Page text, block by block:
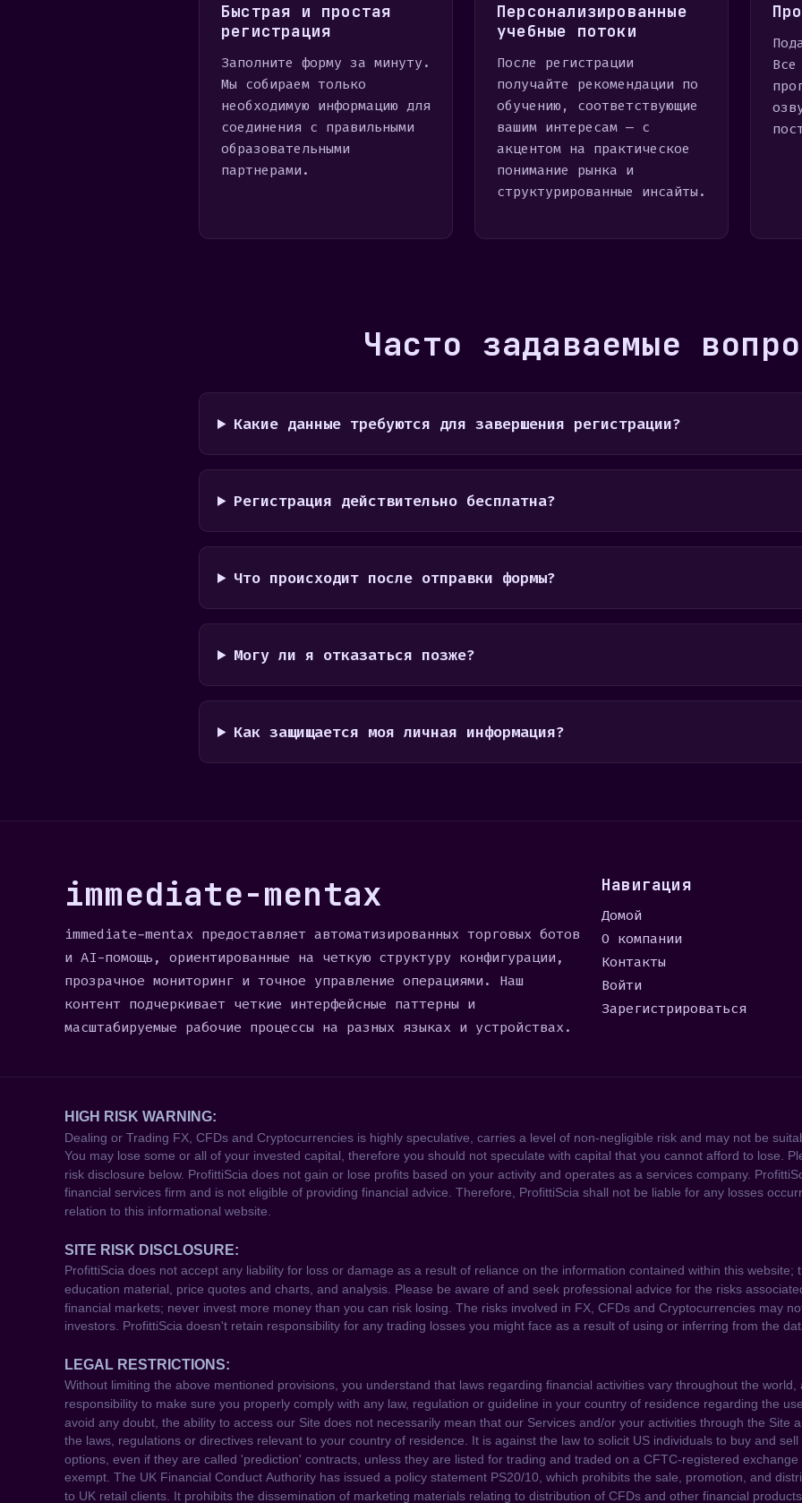
Быстрая и простая
регистрация
Заполните форму за минуту.
Мы собираем только
необходимую информацию для
соединения с правильными
образовательными
партнерами.
Персонализированные
учебные потоки
После регистрации
получайте рекомендации по
обучению, соответствующие
вашим интересам — с
акцентом на практическое
понимание рынка и
структурированные инсайты.
Часто задаваемые
Какие данные требуются для завершения регистрации?
Регистрация действительно бесплатна?
Что происходит после отправки формы?
Могу ли я отказаться позже?
Как защищается моя личная информация?
immediate-mentax
immediate-mentax предоставляет автоматизированных торговых ботов
и AI-помощь, ориентированные на четкую структуру конфигурации,
прозрачное мониторинг и точное управление операциями. Наш
контент подчеркивает четкие интерфейсные паттерны и
масштабируемые рабочие процессы на разных языках и устройствах.
Навигация
Домой
О компании
Контакты
Войти
Зарегистрироваться